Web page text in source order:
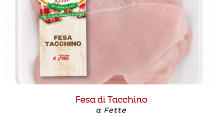
Fesa di Tacchino
a Fette